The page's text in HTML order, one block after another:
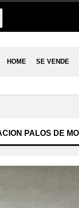
HOME SE VENDE
PALOS DE